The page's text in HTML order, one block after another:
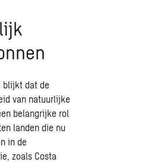
blijkt dat de
van natuurlijke
belangrijke rol
landen die nu
in de
zoals Costa